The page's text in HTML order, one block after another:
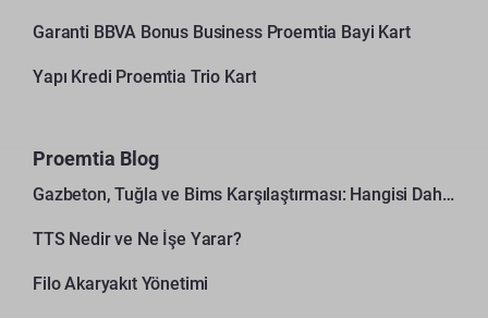
Garanti BBVA Bonus Business Proemtia Bayi Kart
Yapı Kredi Proemtia Trio Kart
Proemtia Blog
Gazbeton, Tuğla ve Bims Karşılaştırması: Hangisi Daha Avantajlı?
TTS Nedir ve Ne İşe Yarar?
Filo Akaryakıt Yönetimi